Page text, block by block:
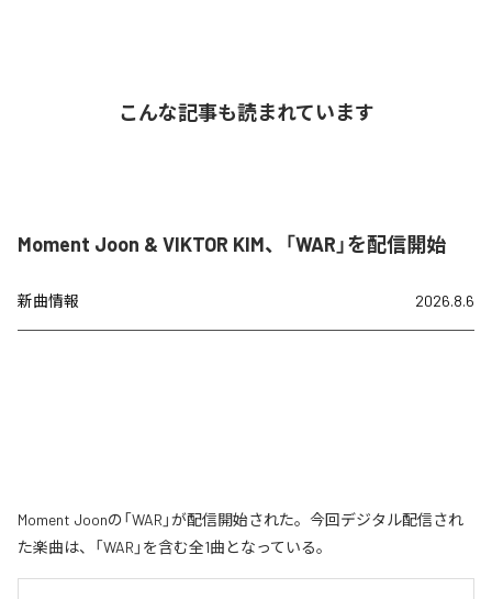
こんな記事も読まれています
Moment Joon & VIKTOR KIM、「WAR」を配信開始
新曲情報 2026.8.6
Moment Joonの「WAR」が配信開始された。今回デジタル配信され
た楽曲は、「WAR」を含む全1曲となっている。